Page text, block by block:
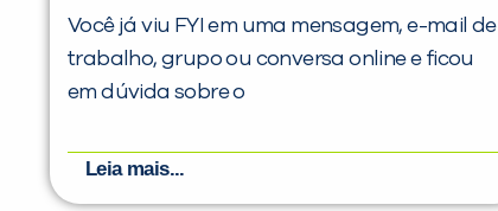
Você já viu FYI em uma mensagem, e-mail de
trabalho, grupo ou conversa online e ficou
em dúvida sobre o
Leia mais...